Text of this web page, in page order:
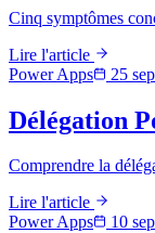
Cinq symptômes
Lire l'article
Power Apps
25
Délégation
Comprendre la
Lire l'article
Power Apps
10